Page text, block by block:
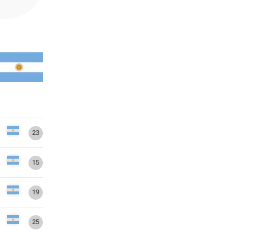
23
15
19
25